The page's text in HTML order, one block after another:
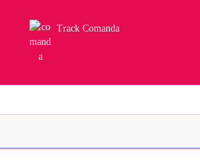
Track Comanda